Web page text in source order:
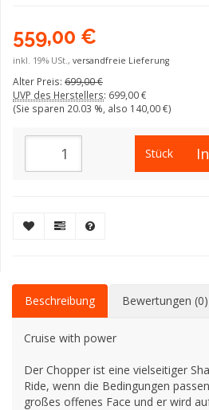
559,00 €
inkl. 19% USt., versandfreie Lieferung
Alter Preis: 699,00 €
UVP des Herstellers: 699,00 €
(Sie sparen 20.03 % , also 140,00 €)
Stück
Beschreibung Bewertungen (0)
Cruise with power
Der Chopper ist eine vielseitiger
Ride, wenn die Bedingungen
großes offenes Face und er wird